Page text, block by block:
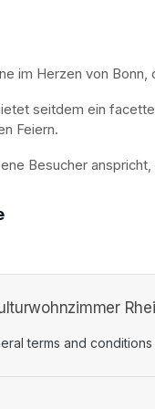
im Herzen von
seitdem ein
Feiern.
Besucher
in a new tab)
terms and